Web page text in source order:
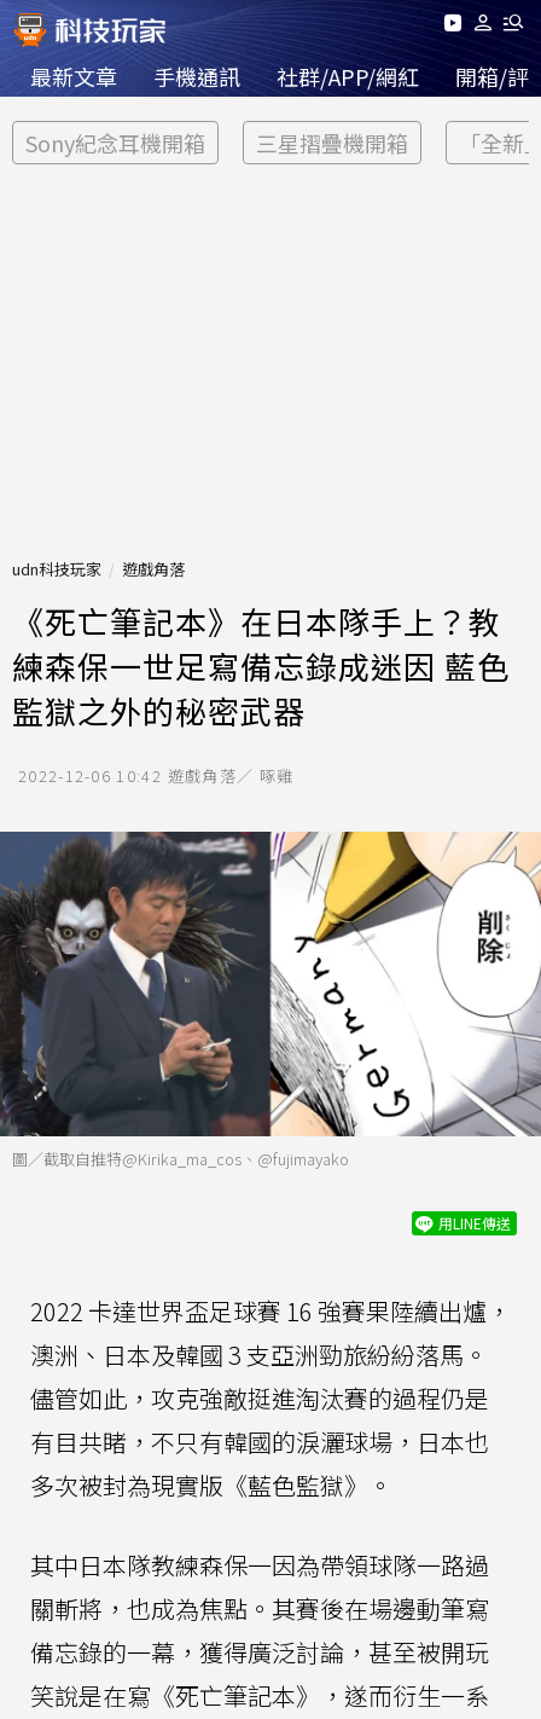
最新文章 手機通訊 社群/APP/網紅 開箱/評
Sony紀念耳機開箱 三星摺疊機開箱 「全新
udn科技玩家 遊戲角落
《死亡筆記本》在日本隊手上？教
練森保一世足寫備忘錄成迷因 藍色
監獄之外的秘密武器
2022-12-06 10:42 遊戲角落／ 啄雞
圖／截取自推特@Kirika_ma_cos、@fujimayako
用LINE傳送
2022 卡達世界盃足球賽 16 強賽果陸續出爐，
澳洲、日本及韓國 3 支亞洲勁旅紛紛落馬。
儘管如此，攻克強敵挺進淘汰賽的過程仍是
有目共睹，不只有韓國的淚灑球場，日本也
多次被封為現實版《藍色監獄》。
其中日本隊教練森保一因為帶領球隊一路過
關斬將，也成為焦點。其賽後在場邊動筆寫
備忘錄的一幕，獲得廣泛討論，甚至被開玩
笑說是在寫《死亡筆記本》，遂而衍生一系